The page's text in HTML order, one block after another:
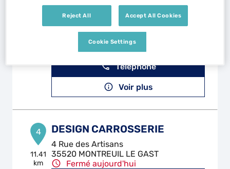
CLASSIC BREIZH AUTOS
5 Rue des Metiers
35160 BRETEIL
Ouvert 08:00 - 12:30 et 13:30 -
18:00
Téléphone
Voir plus
4
11.41
km
DESIGN CARROSSERIE
4 Rue des Artisans
35520 MONTREUIL LE GAST
Fermé aujourd'hui
Reject All Accept All Cookies
Cookie Settings